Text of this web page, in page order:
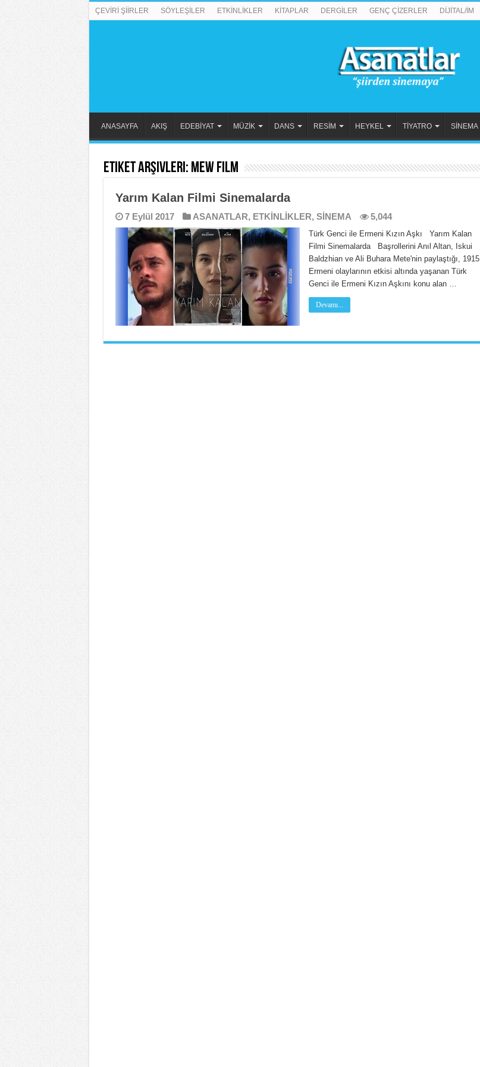
ÇEVİRİ ŞİİRLER SÖYLEŞİLER ETKİNLİKLER KİTAPLAR DERGİLER GENÇ ÇİZERLER DİJİTAL/İM
ANASAYFA AKIŞ EDEBİYAT MÜZİK DANS RESİM HEYKEL TİYATRO SİNEMA
Etiket Arşivleri: Mew Film
Yarım Kalan Filmi Sinemalarda
7 Eylül 2017 ASANATLAR, ETKİNLİKLER, SİNEMA 5,044
Türk Genci ile Ermeni Kızın Aşkı Yarım Kalan
Filmi Sinemalarda Başrollerini Anıl Altan, Iskui
Baldzhian ve Ali Buhara Mete'nin paylaştığı, 1915
Ermeni olaylarının etkisi altında yaşanan Türk
Genci ile Ermeni Kızın Aşkını konu alan …
Devamı...